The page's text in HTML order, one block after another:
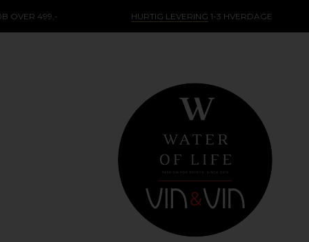
OVER 499,- HURTIG LEVERING 1-3 HVERDAGE